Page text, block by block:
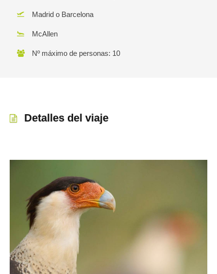
Madrid o Barcelona
McAllen
Nº máximo de personas: 10
Detalles del viaje